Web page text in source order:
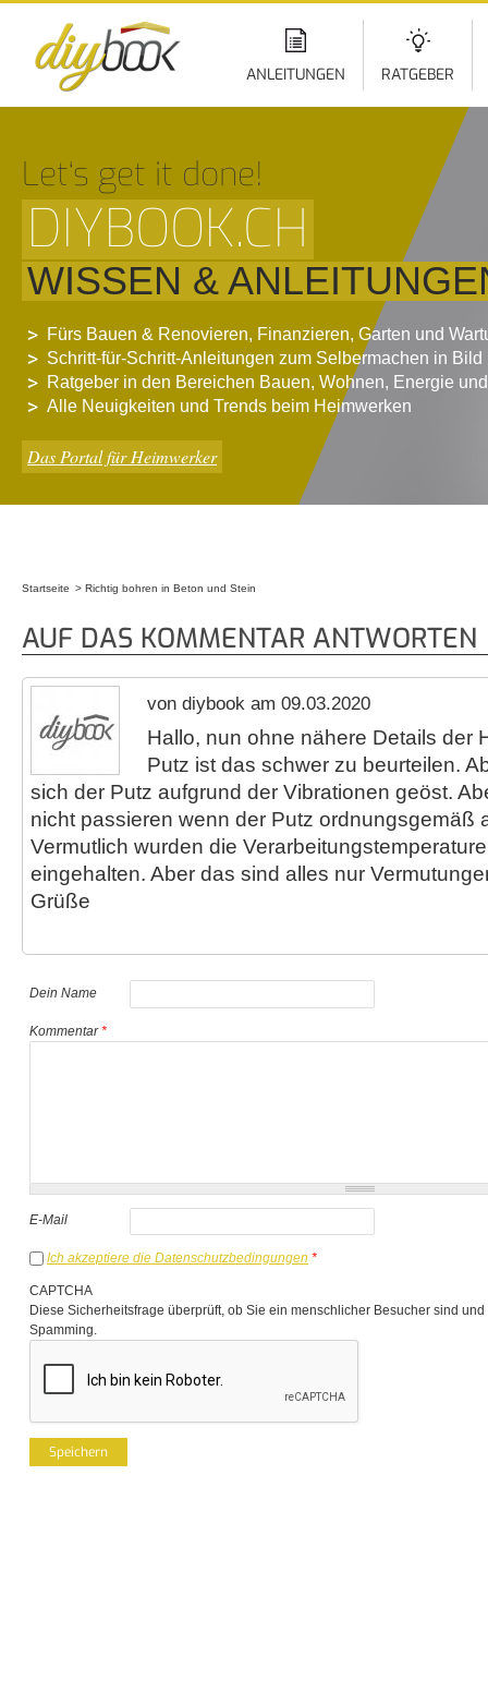
ANLEITUNGEN RATGEBER
Let‘s get it done!
DIYBOOK.CH
WISSEN &
Fürs Bauen & Renovieren, Finanzieren, Garten und
Schritt-für-Schritt-Anleitungen zum Selbermachen in Bild
Ratgeber in den Bereichen Bauen, Wohnen, Energie
Alle Neuigkeiten und Trends beim Heimwerken
Das Portal für Heimwerker
Startseite Richtig bohren in Beton und Stein
AUF DAS KOMMENTAR ANTWORTEN
von diybook am 09.03.2020
Hallo, nun ohne nähere Details der
Putz ist das schwer zu beurteilen.
sich der Putz aufgrund der Vibrationen geöst.
nicht passieren wenn der Putz ordnungsgemäß
Vermutlich wurden die
eingehalten. Aber das sind alles nur
Grüße
Dein Name
Kommentar*
E-Mail
Ich akzeptiere die Datenschutzbedingungen *
CAPTCHA
Diese Sicherheitsfrage überprüft, ob Sie ein menschlicher Besucher sind
Spamming.